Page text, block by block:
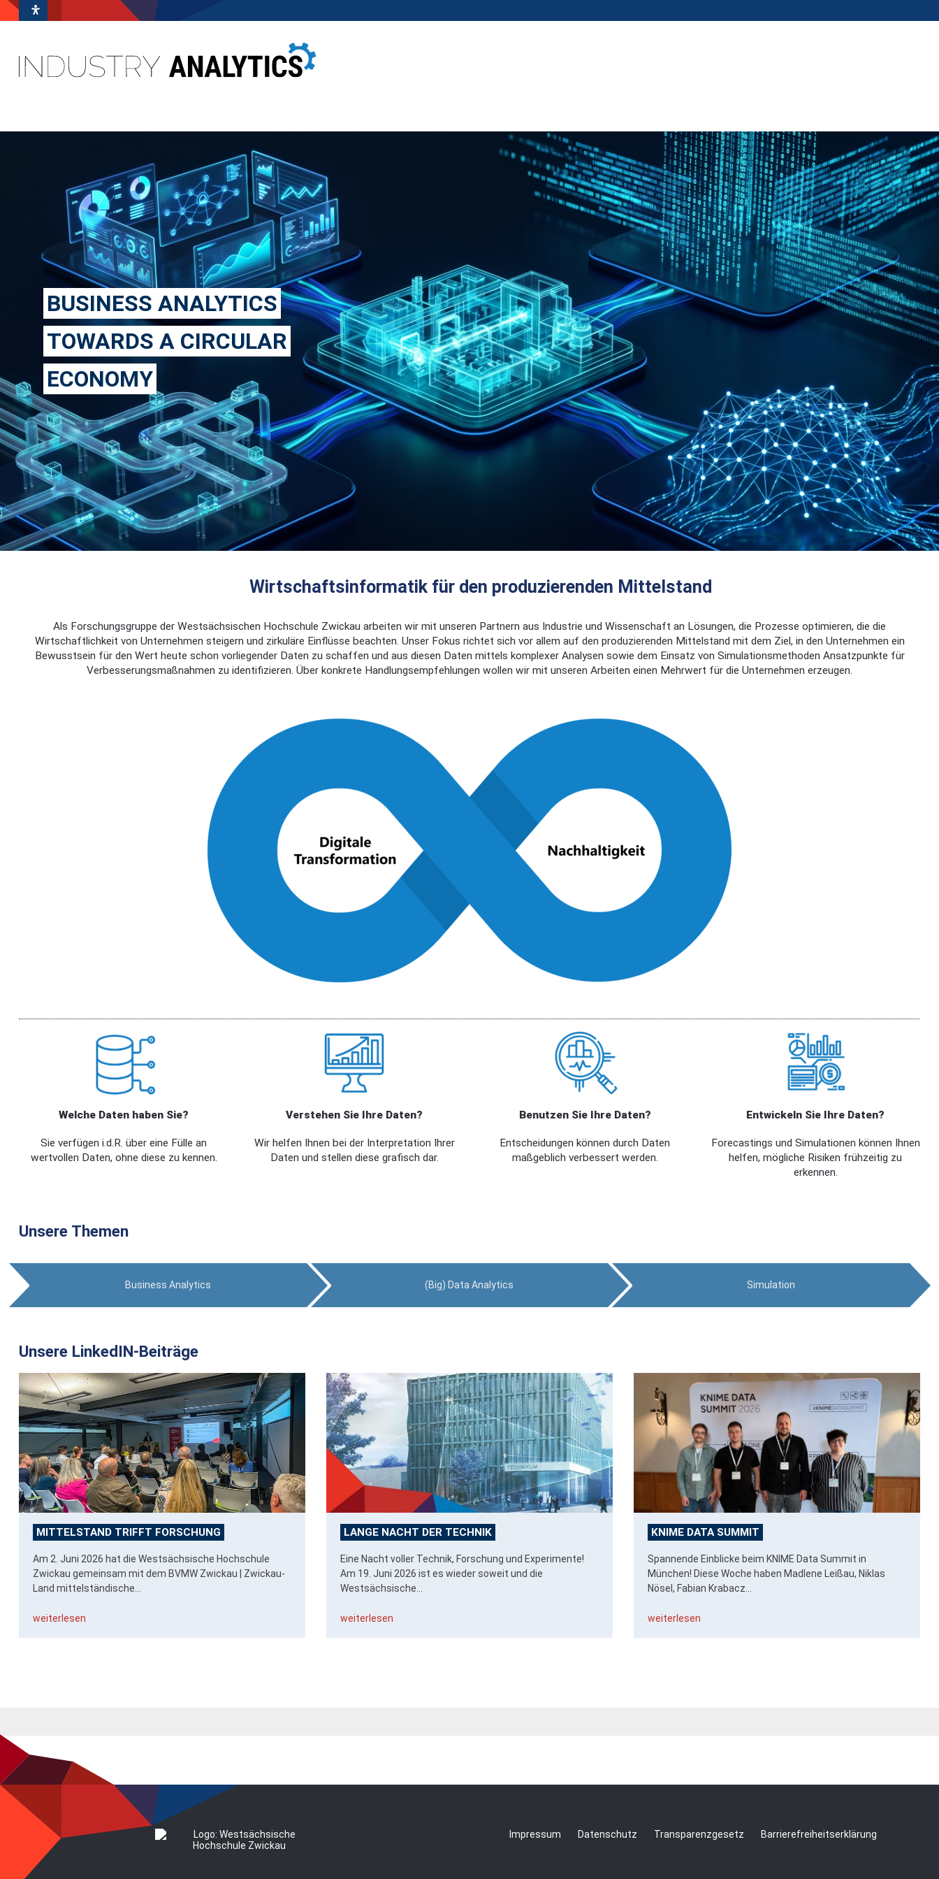
BUSINESS ANALYTICS
TOWARDS A CIRCULAR
ECONOMY
Wirtschaftsinformatik für den produzierenden Mittelstand
Als Forschungsgruppe der Westsächsischen Hochschule Zwickau arbeiten wir mit unseren Partnern aus Industrie und Wissenschaft an Lösungen, die Prozesse optimieren, die die
Wirtschaftlichkeit von Unternehmen steigern und zirkuläre Einflüsse beachten. Unser Fokus richtet sich vor allem auf den produzierenden Mittelstand mit dem Ziel, in den Unternehmen ein
Bewusstsein für den Wert heute schon vorliegender Daten zu schaffen und aus diesen Daten mittels komplexer Analysen sowie dem Einsatz von Simulationsmethoden Ansatzpunkte für
Verbesserungsmaßnahmen zu identifizieren. Über konkrete Handlungsempfehlungen wollen wir mit unseren Arbeiten einen Mehrwert für die Unternehmen erzeugen.
Welche Daten haben Sie?
Sie verfügen i.d.R. über eine Fülle an
wertvollen Daten, ohne diese zu kennen.
Verstehen Sie Ihre Daten?
Wir helfen Ihnen bei der Interpretation Ihrer
Daten und stellen diese grafisch dar.
Benutzen Sie Ihre Daten?
Entscheidungen können durch Daten
maßgeblich verbessert werden.
Entwickeln Sie Ihre Daten?
Forecastings und Simulationen können Ihnen
helfen, mögliche Risiken frühzeitig zu
erkennen.
Unsere Themen
Business Analytics (Big) Data Analytics Simulation
Unsere LinkedIN-Beiträge
MITTELSTAND TRIFFT FORSCHUNG
Am 2. Juni 2026 hat die Westsächsische Hochschule
Zwickau gemeinsam mit dem BVMW Zwickau | Zwickau-
Land mittelständische...
weiterlesen
LANGE NACHT DER TECHNIK
Eine Nacht voller Technik, Forschung und Experimente!
Am 19. Juni 2026 ist es wieder soweit und die
Westsächsische...
weiterlesen
KNIME DATA SUMMIT
Spannende Einblicke beim KNIME Data Summit in
München! Diese Woche haben Madlene Leißau, Niklas
Nösel, Fabian Krabacz...
weiterlesen
Impressum Datenschutz Transparenzgesetz Barrierefreiheitserklärung